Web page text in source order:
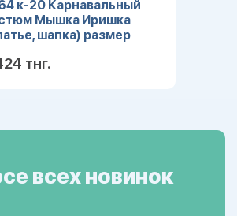
к-20 Карнавальный
Мышка Иришка
шапка) размер
тнг.
всех новинок